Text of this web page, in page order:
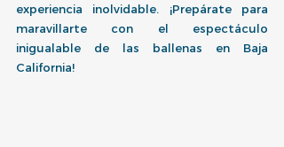
experiencia inolvidable. ¡Prepárate para
maravillarte con el espectáculo
inigualable de las ballenas en Baja
California!